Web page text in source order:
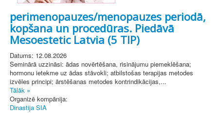
perimenopauzes/menopauzes periodā,
kopšana un procedūras. Piedāvā
Mesoestetic Latvia (5 TIP)
Datums: 12.08.2026
Seminārā uzzināsi: ādas novērtēšana, risinājumu piemeklēšana;
hormonu ietekme uz ādas stāvokli; atbilstošas terapijas metodes
izvēles principi; ārstēšanas metodes kontrindikācijas,...
Tālāk »
Organizē kompānija:
Dinastija SIA